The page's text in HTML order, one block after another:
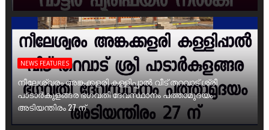
NEWS FEATURES
നീലേശ്വരം അങ്കക്കളരി കള്ളിപ്പാൽ വീട് തറവാട് ശ്രീ
പാടാർകുളങ്ങര ഭഗവതി ദേവസ്ഥാനം പത്താമുദയം
അടിയന്തിരം 27 ന്